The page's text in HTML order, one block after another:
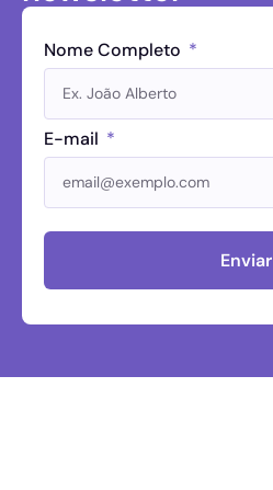
Nome Completo
E-mail
Enviar